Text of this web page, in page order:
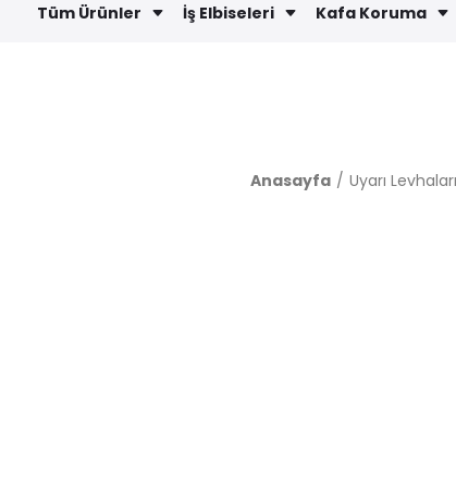
Tüm Ürünler İş Elbiseleri Kafa Koruma
Anasayfa Uyarı Levhaları